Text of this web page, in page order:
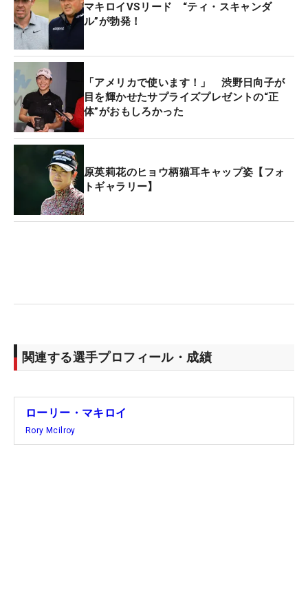
マキロイVSリード “ティ・スキャンダ
ル”が勃発！
「アメリカで使います！」 渋野日向子が
目を輝かせたサプライズプレゼントの“正
体”がおもしろかった
原英莉花のヒョウ柄猫耳キャップ姿【フォ
トギャラリー】
関連する選手プロフィール・成績
ローリー・マキロイ
Rory Mcilroy